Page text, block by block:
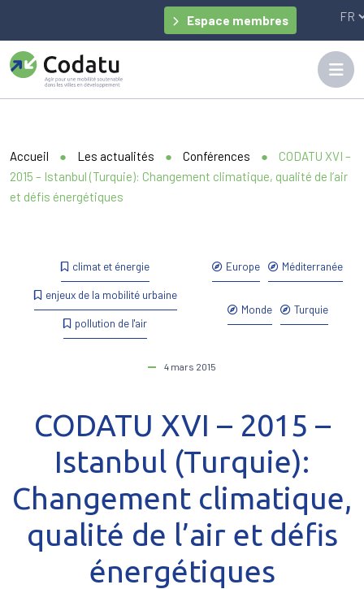
Espace membres
Accueil ● Les actualités ● Conférences ●
CODATU XVI –
2015 – Istanbul (Turquie): Changement climatique, qualité de l’air
et défis énergétiques
climat et énergie
enjeux de la mobilité urbaine
pollution de l'air
Europe Méditerranée
Monde Turquie
4 mars 2015
CODATU XVI – 2015 –
Istanbul (Turquie):
Changement climatique,
qualité de l’air et défis
énergétiques
Panneau de gestion des cookies